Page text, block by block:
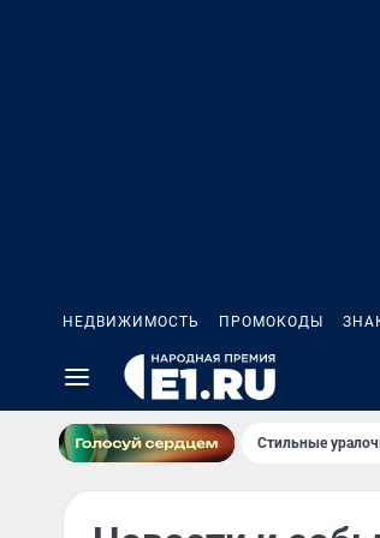
НЕДВИЖИМОСТЬ ПРОМОКОДЫ
Стильные